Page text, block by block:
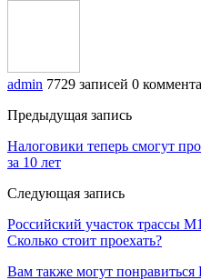
admin 7729 записей 0
Предыдущая запись
Налоговики теперь смогут
за 10 лет
Следующая запись
Российский участок трассы
Сколько стоит проехать?
Вам также могут понравиться